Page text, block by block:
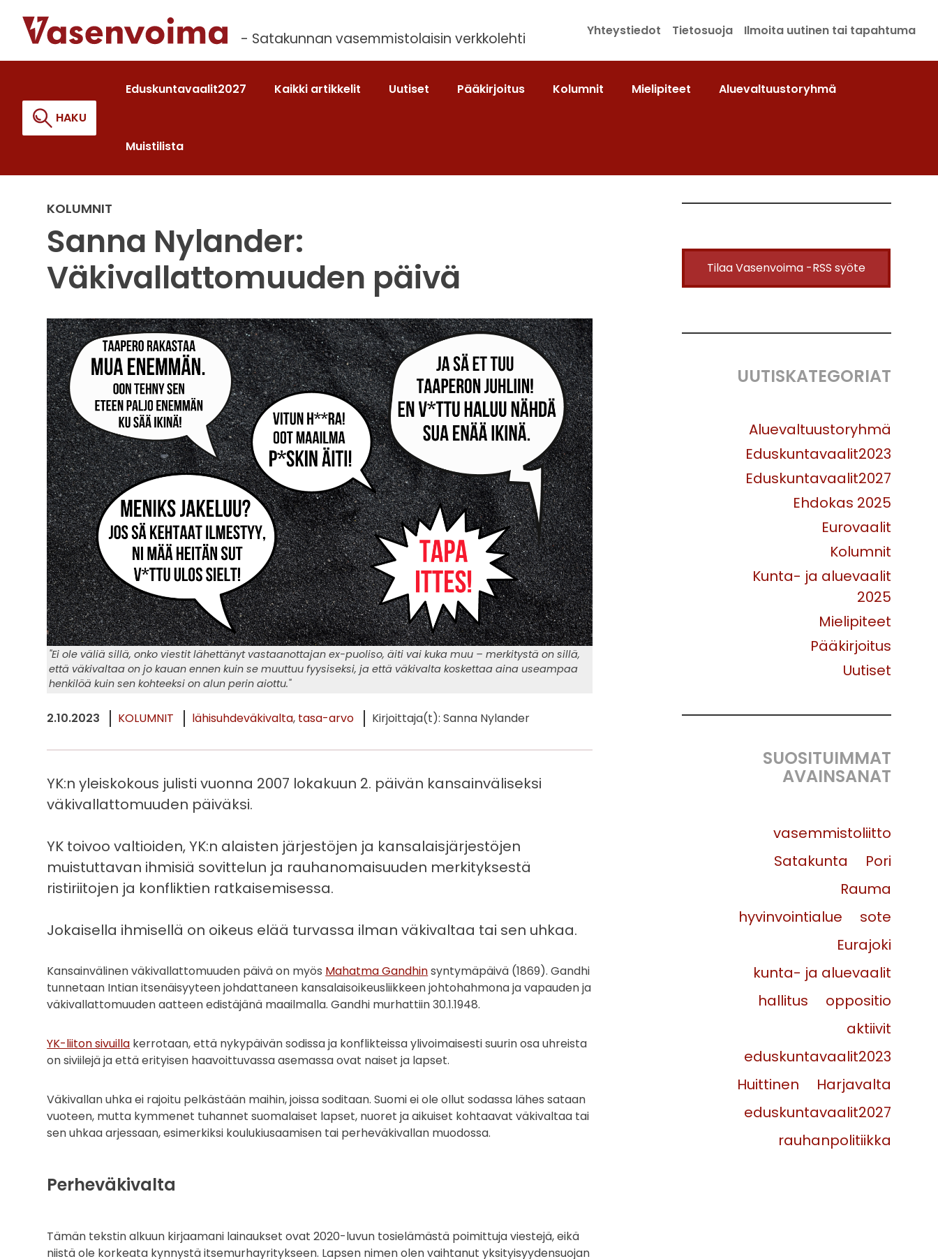
sisältöön
- Satakunnan vasemmistolaisin verkkolehti Yhteystiedot Tietosuoja Ilmoita uutinen tai tapahtuma
HAKU
Eduskuntavaalit2027 Kaikki artikkelit Uutiset Pääkirjoitus Kolumnit Mielipiteet Aluevaltuustoryhmä
Muistilista
KOLUMNIT
Sanna Nylander:
Väkivallattomuuden päivä
"Ei ole väliä sillä, onko viestit lähettänyt vastaanottajan ex-puoliso, äiti vai kuka muu – merkitystä on sillä,
että väkivaltaa on jo kauan ennen kuin se muuttuu fyysiseksi, ja että väkivalta koskettaa aina useampaa
henkilöä kuin sen kohteeksi on alun perin aiottu."
2.10.2023 KOLUMNIT lähisuhdeväkivalta tasa-arvo Kirjoittaja(t): Sanna Nylander
YK:n yleiskokous julisti vuonna 2007 lokakuun 2. päivän kansainväliseksi
väkivallattomuuden päiväksi.
YK toivoo valtioiden, YK:n alaisten järjestöjen ja kansalaisjärjestöjen
muistuttavan ihmisiä sovittelun ja rauhanomaisuuden merkityksestä
ristiriitojen ja konfliktien ratkaisemisessa.
Jokaisella ihmisellä on oikeus elää turvassa ilman väkivaltaa tai sen uhkaa.
Kansainvälinen väkivallattomuuden päivä on myös Mahatma Gandhinsyntymäpäivä (1869). Gandhi
tunnetaan Intian itsenäisyyteen johdattaneen kansalaisoikeusliikkeen johtohahmona ja vapauden ja
väkivallattomuuden aatteen edistäjänä maailmalla. Gandhi murhattiin 30.1.1948.
YK-liiton sivuilla kerrotaan, että nykypäivän sodissa ja konflikteissa ylivoimaisesti suurin osa uhreista
on siviilejä ja että erityisen haavoittuvassa asemassa ovat naiset ja lapset.
Väkivallan uhka ei rajoitu pelkästään maihin, joissa soditaan. Suomi ei ole ollut sodassa lähes sataan
vuoteen, mutta kymmenet tuhannet suomalaiset lapset, nuoret ja aikuiset kohtaavat väkivaltaa tai
sen uhkaa arjessaan, esimerkiksi koulukiusaamisen tai perheväkivallan muodossa.
Perheväkivalta
Tämän tekstin alkuun kirjaamani lainaukset ovat 2020-luvun tosielämästä poimittuja viestejä, eikä
niistä ole korkeata kynnystä itsemurhayritykseen. Lapsen nimen olen vaihtanut yksityisyydensuojan
Tilaa Vasenvoima -RSS syöte
UUTISKATEGORIAT
Aluevaltuustoryhmä
Eduskuntavaalit2023
Eduskuntavaalit2027
Ehdokas 2025
Eurovaalit
Kolumnit
Kunta- ja aluevaalit
2025
Mielipiteet
Pääkirjoitus
Uutiset
SUOSITUIMMAT
AVAINSANAT
vasemmistoliitto
Satakunta
Pori
Rauma
hyvinvointialue
sote
Eurajoki
kunta- ja aluevaalit
hallitus
oppositio
aktiivit
eduskuntavaalit2023
Huittinen
Harjavalta
eduskuntavaalit2027
rauhanpolitiikka